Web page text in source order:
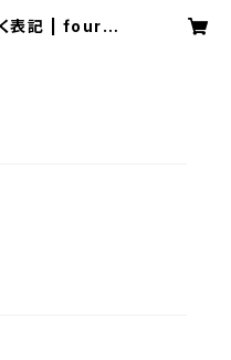
表記 | four-d